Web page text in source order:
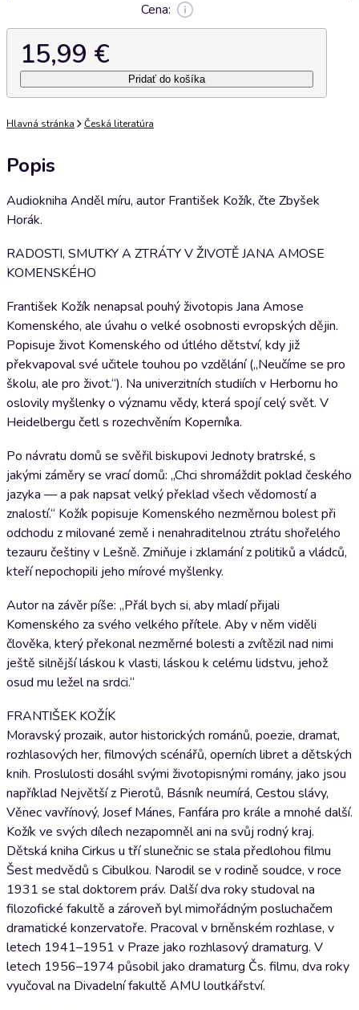
Cena:
15,99 €
Pridať do košíka
Hlavná stránka Česká literatúra
Popis
Audiokniha Anděl míru, autor František Kožík, čte Zbyšek
Horák.
RADOSTI, SMUTKY A ZTRÁTY V ŽIVOTĚ JANA AMOSE
KOMENSKÉHO
František Kožík nenapsal pouhý životopis Jana Amose
Komenského, ale úvahu o velké osobnosti evropských dějin.
Popisuje život Komenského od útlého dětství, kdy již
překvapoval své učitele touhou po vzdělání („Neučíme se pro
školu, ale pro život.“). Na univerzitních studiích v Herbornu ho
oslovily myšlenky o významu vědy, která spojí celý svět. V
Heidelbergu četl s rozechvěním Koperníka.
Po návratu domů se svěřil biskupovi Jednoty bratrské, s
jakými záměry se vrací domů: „Chci shromáždit poklad českého
jazyka — a pak napsat velký překlad všech vědomostí a
znalostí.“ Kožík popisuje Komenského nezměrnou bolest při
odchodu z milované země i nenahraditelnou ztrátu shořelého
tezauru češtiny v Lešně. Zmiňuje i zklamání z politiků a vládců,
kteří nepochopili jeho mírové myšlenky.
Autor na závěr píše: „Přál bych si, aby mladí přijali
Komenského za svého velkého přítele. Aby v něm viděli
člověka, který překonal nezměrné bolesti a zvítězil nad nimi
ještě silnější láskou k vlasti, láskou k celému lidstvu, jehož
osud mu ležel na srdci.“
FRANTIŠEK KOŽÍK
Moravský prozaik, autor historických románů, poezie, dramat,
rozhlasových her, filmových scénářů, operních libret a dětských
knih. Proslulosti dosáhl svými životopisnými romány, jako jsou
například Největší z Pierotů, Básník neumírá, Cestou slávy,
Věnec vavřínový, Josef Mánes, Fanfára pro krále a mnohé další.
Kožík ve svých dílech nezapomněl ani na svůj rodný kraj.
Dětská kniha Cirkus u tří slunečnic se stala předlohou filmu
Šest medvědů s Cibulkou. Narodil se v rodině soudce, v roce
1931 se stal doktorem práv. Další dva roky studoval na
filozofické fakultě a zároveň byl mimořádným posluchačem
dramatické konzervatoře. Pracoval v brněnském rozhlase, v
letech 1941–1951 v Praze jako rozhlasový dramaturg. V
letech 1956–1974 působil jako dramaturg Čs. filmu, dva roky
vyučoval na Divadelní fakultě AMU loutkářství.